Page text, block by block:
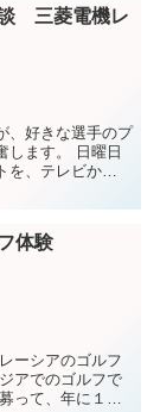
三菱電機レ
、好きな選手のプ
します。 日曜日
を、テレビか
体験
ーシアのゴルフ
アでのゴルフで
って、年に１～